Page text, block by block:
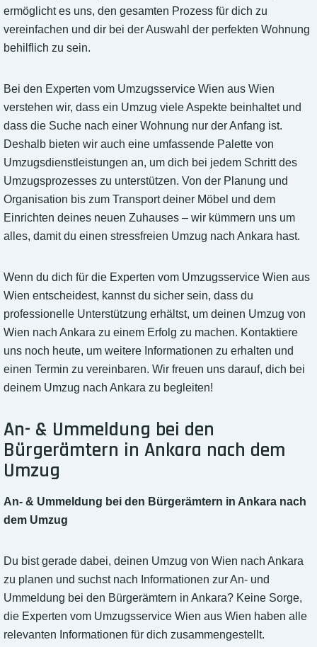
ermöglicht es uns, den gesamten Prozess für dich zu
vereinfachen und dir bei der Auswahl der perfekten Wohnung
behilflich zu sein.
Bei den Experten vom Umzugsservice Wien aus Wien
verstehen wir, dass ein Umzug viele Aspekte beinhaltet und
dass die Suche nach einer Wohnung nur der Anfang ist.
Deshalb bieten wir auch eine umfassende Palette von
Umzugsdienstleistungen an, um dich bei jedem Schritt des
Umzugsprozesses zu unterstützen. Von der Planung und
Organisation bis zum Transport deiner Möbel und dem
Einrichten deines neuen Zuhauses – wir kümmern uns um
alles, damit du einen stressfreien Umzug nach Ankara hast.
Wenn du dich für die Experten vom Umzugsservice Wien aus
Wien entscheidest, kannst du sicher sein, dass du
professionelle Unterstützung erhältst, um deinen Umzug von
Wien nach Ankara zu einem Erfolg zu machen. Kontaktiere
uns noch heute, um weitere Informationen zu erhalten und
einen Termin zu vereinbaren. Wir freuen uns darauf, dich bei
deinem Umzug nach Ankara zu begleiten!
An- & Ummeldung bei den
Bürgerämtern in Ankara nach dem
Umzug
An- & Ummeldung bei den Bürgerämtern in Ankara nach
dem Umzug
Du bist gerade dabei, deinen Umzug von Wien nach Ankara
zu planen und suchst nach Informationen zur An- und
Ummeldung bei den Bürgerämtern in Ankara? Keine Sorge,
die Experten vom Umzugsservice Wien aus Wien haben alle
relevanten Informationen für dich zusammengestellt.